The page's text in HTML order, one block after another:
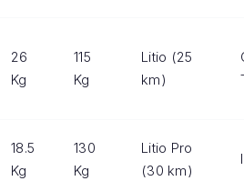
26
Kg
115
Kg
Litio (25
km)
18.5
Kg
130
Kg
Litio Pro
(30 km)